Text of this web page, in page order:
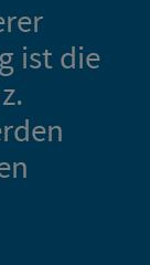
ist die